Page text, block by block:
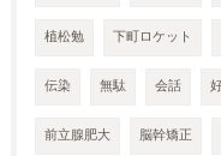
植松勉 下町ロケット
伝染 無駄 会話
前立腺肥大 脳幹矯正